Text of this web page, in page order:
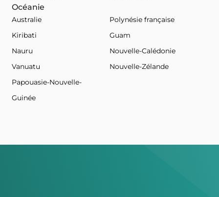
Océanie
Australie
Polynésie française
Kiribati
Guam
Nauru
Nouvelle-Calédonie
Vanuatu
Nouvelle-Zélande
Papouasie-Nouvelle-
Guinée